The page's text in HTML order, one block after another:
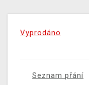
Vyprodáno
Seznam přání